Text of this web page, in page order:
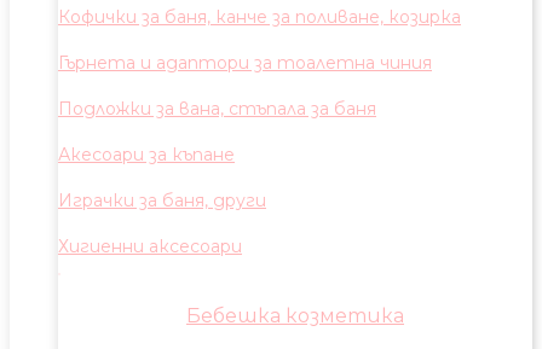
Кофички за баня, канче за поливане, козирка
Гърнета и адаптори за тоалетна чиния
Подложки за вана, стъпала за баня
Акесоари за къпане
Играчки за баня, други
Хигиенни аксесоари
Бебешка козметика